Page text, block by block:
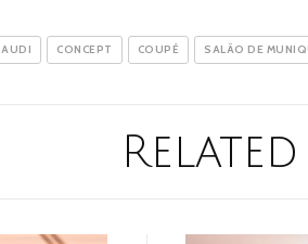
AUDI CONCEPT COUPÉ SALÃO DE